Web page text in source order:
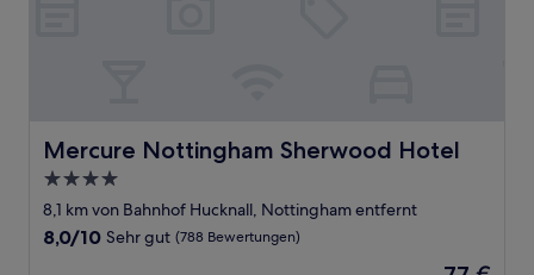
Mercure Nottingham Sherwood Hotel
Mercure Nottingham Sherwood Hotel
4.0-
Sterne-
Unterkunft
8,1 km von Bahnhof Hucknall, Nottingham entfernt
8.0
8,0/10 Sehr gut (788 Bewertungen)
Der